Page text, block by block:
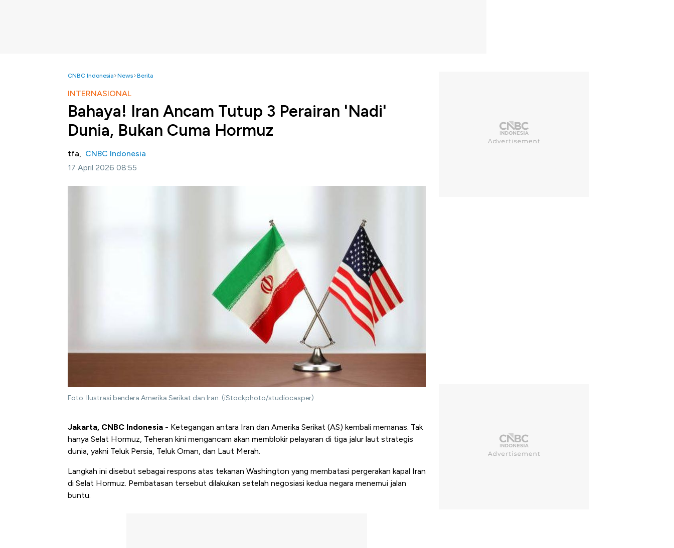
CNBC Indonesia News Berita
INTERNASIONAL
Bahaya! Iran Ancam Tutup 3 Perairan 'Nadi'
Dunia, Bukan Cuma Hormuz
tfa, CNBC Indonesia
17 April 2026 08:55
Foto: Ilustrasi bendera Amerika Serikat dan Iran. (iStockphoto/studiocasper)
Jakarta, CNBC Indonesia - Ketegangan antara Iran dan Amerika Serikat (AS) kembali memanas. Tak
hanya Selat Hormuz, Teheran kini mengancam akan memblokir pelayaran di tiga jalur laut strategis
dunia, yakni Teluk Persia, Teluk Oman, dan Laut Merah.
Langkah ini disebut sebagai respons atas tekanan Washington yang membatasi pergerakan kapal Iran
di Selat Hormuz. Pembatasan tersebut dilakukan setelah negosiasi kedua negara menemui jalan
buntu.